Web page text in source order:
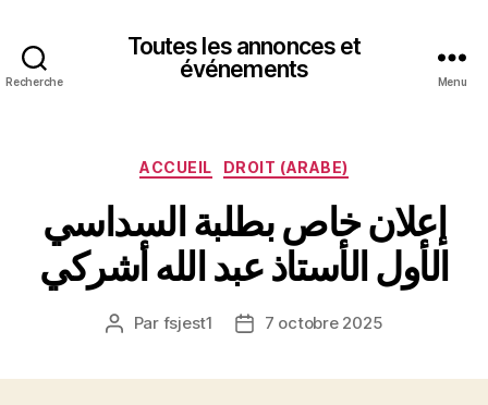
Recherche
Toutes les annonces et
événements
Menu
Catégories
ACCUEIL DROIT (ARABE)
إعلان خاص بطلبة السداسي
الأول الأستاذ عبد الله أشركي
Auteur
Par fsjest1
Date7 octobre 2025